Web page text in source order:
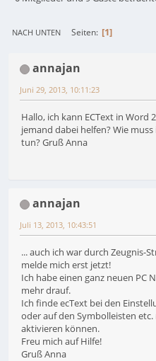
NACH UNTEN Seiten 1
annajan
Juni 29, 2013, 10:11:23
Hallo, ich kann ECText in Word
jemand dabei helfen? Wie
tun? Gruß Anna
annajan
Juli 13, 2013, 10:43:51
... auch ich war durch Zeugnis-
melde mich erst jetzt!
Ich habe einen ganz neuen PC
mehr drauf.
Ich finde ecText bei den
oder auf den Symbolleisten
aktivieren können.
Freu mich auf Hilfe!
Gruß Anna